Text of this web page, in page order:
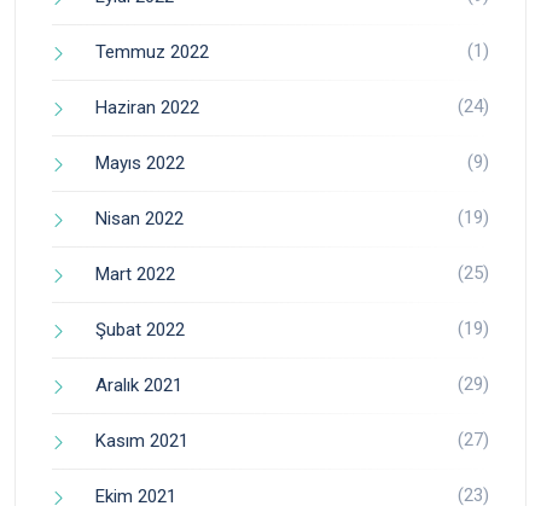
Temmuz 2022 (1)
Haziran 2022 (24)
Mayıs 2022 (9)
Nisan 2022 (19)
Mart 2022 (25)
Şubat 2022 (19)
Aralık 2021 (29)
Kasım 2021 (27)
Ekim 2021 (23)